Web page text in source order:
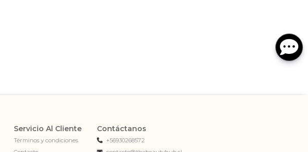
Servicio Al Cliente
Términos y condiciones
Contáctanos
+56930268572